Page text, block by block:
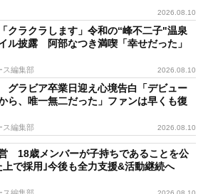
2026.08.10
クラクラします」令和の“峰不二子"温泉
ル披露 阿部なつき満喫「幸せだった」
ス編集部 2026.08.10
ラビア卒業日迎え心境告白「デビュー
ら、唯一無二だった」ファンは早くも復
ス編集部 2026.08.10
18歳メンバーが子持ちであることを公
上で採用｣今後も全力支援&活動継続へ